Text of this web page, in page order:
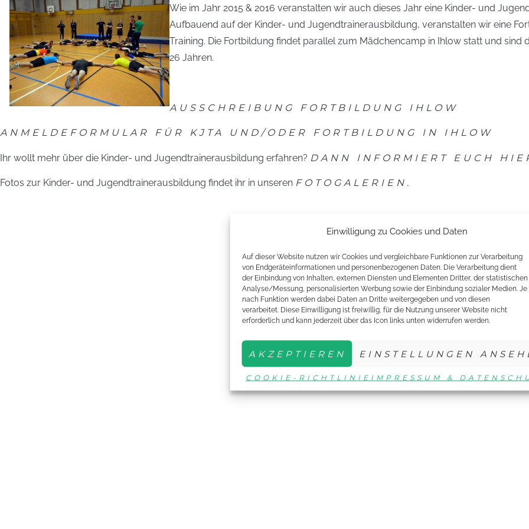
Einwilligung zu Cookies und Daten
Auf dieser Website nutzen wir Cookies und vergleichbare Funktionen zur Verarbeitung
von Endgeräteinformationen und personenbezogenen Daten. Die Verarbeitung dient
der Einbindung von Inhalten, externen Diensten und Elementen Dritter, der statistischen
Analyse/Messung, personalisierten Werbung sowie der Einbindung sozialer Medien. Je
nach Funktion werden dabei Daten an Dritte weitergegeben und von diesen
verarbeitet. Diese Einwilligung ist freiwillig, für die Nutzung unserer Website nicht
erforderlich und kann jederzeit über das Icon links unten widerrufen werden.
AKZEPTIEREN EINSTELLUNGEN
COOKIE-RICHTLINIE IMPRESSUM &
Wie im Jahr 2015 & 2016 veranstalten wir auch dieses Jahr eine Kinder- und
Aufbauend auf der Kinder- und Jugendtrainerausbildung, veranstalten wir eine
Training. Die Fortbildung findet parallel zum Mädchencamp in Ihlow statt und
26 Jahren.
AUSSCHREIBUNG FORTBILDUNG IHLOW
ANMELDEFORMULAR FÜR KJTA UND/ODER FORTBILDUNG IN IHLOW
Ihr wollt mehr über die Kinder- und Jugendtrainerausbildung erfahren? DANN INFORMIERT EUCH
Fotos zur Kinder- und Jugendtrainerausbildung findet ihr in unseren FOTOGALERIEN.